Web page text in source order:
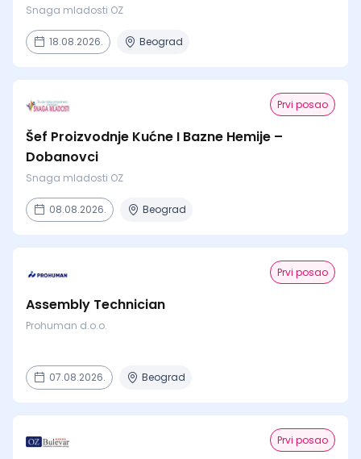
Snaga mladosti OZ
18.08.2026. Beograd
Prvi posao
Šef Proizvodnje Kućne I Bazne Hemije –
Dobanovci
Snaga mladosti OZ
08.08.2026. Beograd
Prvi posao
Assembly Technician
Prohuman d.o.o.
07.08.2026. Beograd
Prvi posao